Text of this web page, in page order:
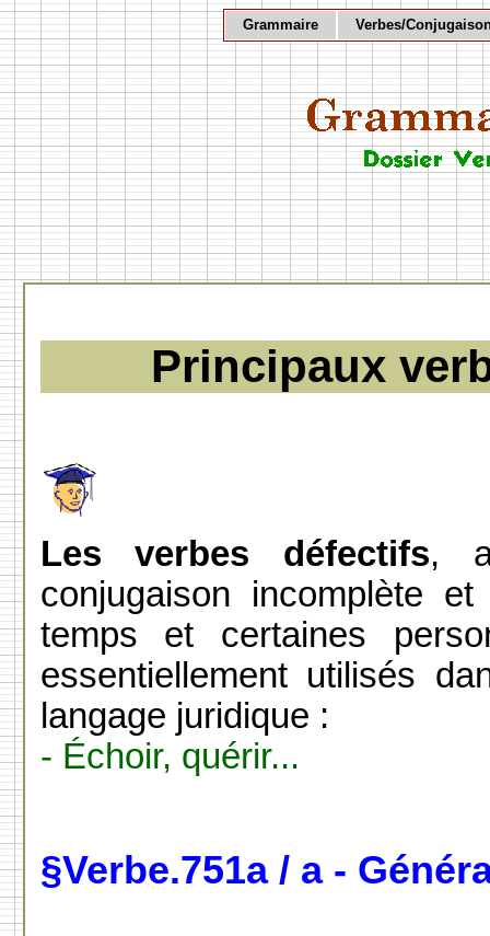
Grammaire Verbes/
Principaux
Les verbes défectifs,
conjugaison incomplète
temps et certaines
essentiellement utilisés
langage juridique :
- Échoir, quérir...
§Verbe.751a / a -